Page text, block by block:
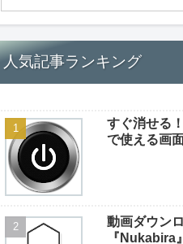
人気記事ランキング
すぐ消せる
で使える画
動画ダウン
『Nukabira